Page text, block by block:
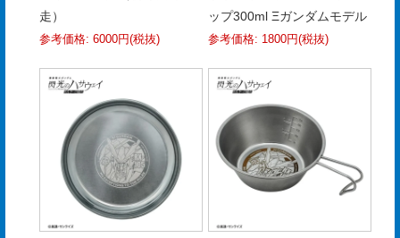
走）
参考価格: 6000円(税抜)
ップ300ml Ξガンダムモデル
参考価格: 1800円(税抜)